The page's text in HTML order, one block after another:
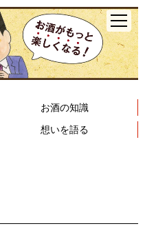
お酒の知識
想いを語る